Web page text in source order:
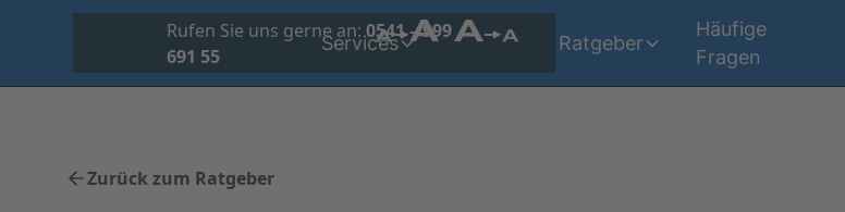
Rufen Sie uns gerne an:0541 – 999
691 55
Services
Über
Ratgeber
Häufige
Fragen
Zurück zum Ratgeber